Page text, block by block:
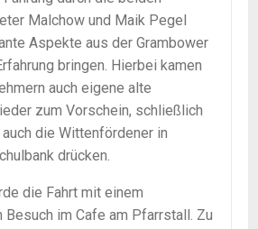
Malchow und Maik Pegel
Aspekte aus der Grambower
bringen. Hierbei kamen
auch eigene alte
zum Vorschein, schließlich
die Wittenfördener in
drücken.
die Fahrt mit einem
Besuch im Cafe am Pfarrstall. Zu